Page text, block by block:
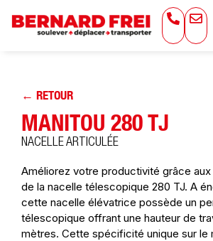
← RETOUR
MANITOU 280 TJ
NACELLE ARTICULÉE
Améliorez votre productivité grâce
de la nacelle télescopique 280 TJ. A
cette nacelle élévatrice possède un
télescopique offrant une hauteur de
mètres. Cette spécificité unique sur le